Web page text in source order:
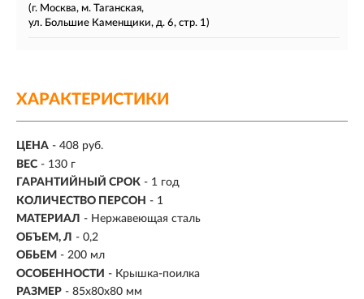
(г. Москва, м. Таганская,
ул. Большие Каменщики, д. 6, стр. 1)
ХАРАКТЕРИСТИКИ
ЦЕНА - 408 руб.
ВЕС - 130 г
ГАРАНТИЙНЫЙ СРОК - 1 год
КОЛИЧЕСТВО ПЕРСОН - 1
МАТЕРИАЛ - Нержавеющая сталь
ОБЪЕМ, Л - 0,2
ОБЬЕМ - 200 мл
ОСОБЕННОСТИ - Крышка-поилка
РАЗМЕР - 85х80х80 мм